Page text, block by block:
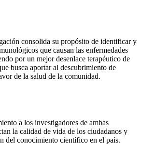
consolida su propósito de identificar y
que causan las enfermedades
por un mejor desenlace terapéutico de
busca aportar al descubrimiento de
de la salud de la comunidad.
a los investigadores de ambas
la calidad de vida de los ciudadanos y
del conocimiento científico en el país.